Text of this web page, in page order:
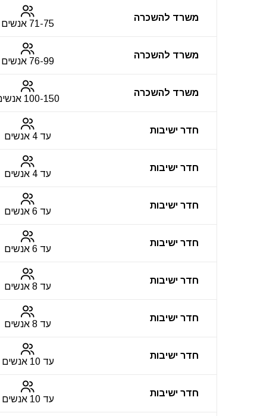
משרד להשכרה
71-75 אנשים
משרד להשכרה
76-99 אנשים
משרד להשכרה
100-150 אנשים
חדר ישיבות
עד 4 אנשים
חדר ישיבות
עד 4 אנשים
חדר ישיבות
עד 6 אנשים
חדר ישיבות
עד 6 אנשים
חדר ישיבות
עד 8 אנשים
חדר ישיבות
עד 8 אנשים
חדר ישיבות
עד 10 אנשים
חדר ישיבות
עד 10 אנשים